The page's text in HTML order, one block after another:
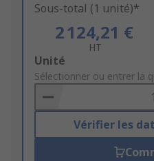
Sous-total (1 unité)*
2 124,21 €
HT
Add
to
Basket
Unité
Sélectionner ou entrer la
Vérifier les